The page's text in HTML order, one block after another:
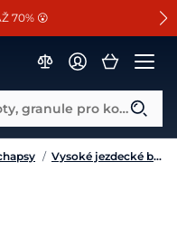
Cassini!
70% 😮
sedlům ZDARMA 🐴
Co hledáte? Např. jezdecké boty, granule pro koně...
/ Vysoké jezdecké boty